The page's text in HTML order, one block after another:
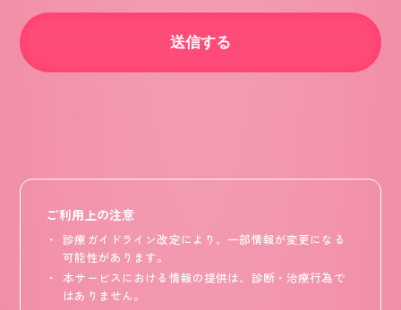
ご利用上の注意
診療ガイドライン改定により、一部情報が変更になる
可能性があります。
本サービスにおける情報の提供は、診断・治療行為で
はありません。